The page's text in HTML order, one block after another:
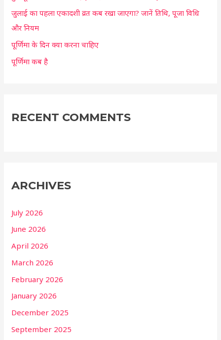
:जुलाई का पहला एकादशी व्रत कब रखा जाएगा? जानें तिथि, पूजा विधि
और नियम
पूर्णिमा के दिन क्या करना चाहिए
पूर्णिमा कब है
RECENT COMMENTS
ARCHIVES
July 2026
June 2026
April 2026
March 2026
February 2026
January 2026
December 2025
September 2025